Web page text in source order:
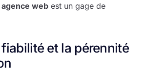
agence web est un gage de
et la pérennité